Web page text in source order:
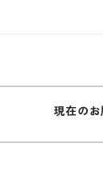
現在の